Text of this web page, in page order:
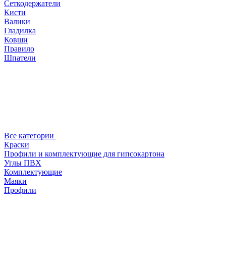
Сеткодержатели
Кисти
Валики
Гладилка
Ковши
Правило
Шпатели
Все категории
Краски
Профили и комплектующие для гипсокартона
Углы ПВХ
Комплектующие
Маяки
Профили